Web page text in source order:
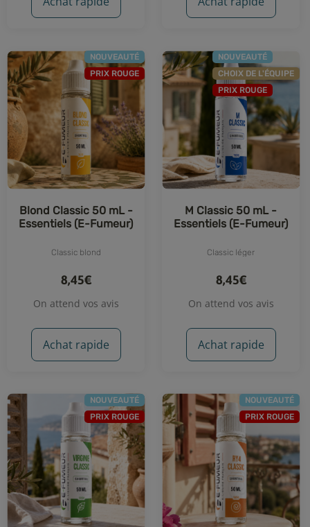
NOUVEAUTÉ
PRIX ROUGE
Blond Classic 50 mL -
Essentiels (E-Fumeur)
Classic blond
8,45€
On attend vos avis
Achat rapide
NOUVEAUTÉ
CHOIX DE L'ÉQUIPE
PRIX ROUGE
M Classic 50 mL -
Essentiels (E-Fumeur)
Classic léger
8,45€
On attend vos avis
Achat rapide
NOUVEAUTÉ
PRIX ROUGE
NOUVEAUTÉ
PRIX ROUGE